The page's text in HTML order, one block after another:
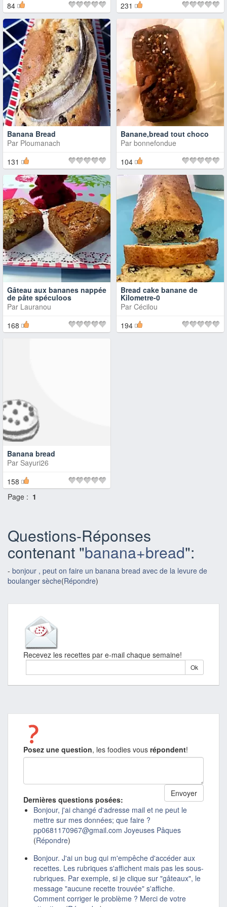
84
231
Banana Bread
Par Ploumanach
131
Banane,bread tout choco
Par bonnefondue
104
Gâteau aux bananes nappée
de pâte spéculoos
Par Lauranou
168
Bread cake banane de
Kilometre-0
Par Cécilou
194
Banana bread
Par Sayuri26
158
Page : 1
Questions-Réponses
contenant "banana+bread":
- bonjour , peut on faire un banana bread avec de la levure de
boulanger sèche(Répondre)
Recevez les recettes par e-mail chaque semaine!
Posez une question, les foodies vous répondent!
Dernières questions posées:
Bonjour, j'ai changé d'adresse mail et ne peut le
mettre sur mes données; que faire ?
pp0681170967@gmail.com Joyeuses Pâques
(Répondre)
Bonjour. J'ai un bug qui m'empêche d'accéder aux
recettes. Les rubriques s'affichent mais pas les sous-
rubriques. Par exemple, si je clique sur "gâteaux", le
message "aucune recette trouvée" s'affiche.
Comment corriger le problème ? Merci de votre